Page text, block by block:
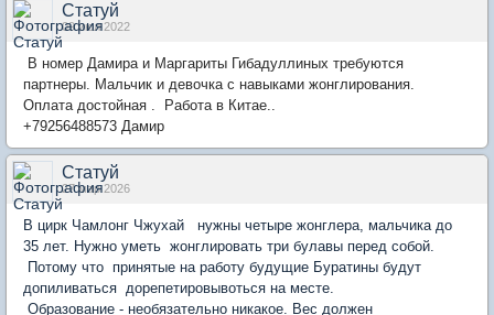
Статуй
09 июл 2022
В номер Дамира и Маргариты Гибадуллиных требуются
партнеры. Мальчик и девочка с навыками жонглирования.
Оплата достойная . Работа в Китае..
+79256488573 Дамир
Статуй
27 мар 2026
В цирк Чамлонг Чжухай нужны четыре жонглера, мальчика до
35 лет. Нужно уметь жонглировать три булавы перед собой.
Потому что принятые на работу будущие Буратины будут
допиливаться дорепетировывоться на месте.
Образование - необязательно никакое. Вес должен